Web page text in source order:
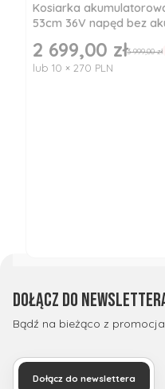
Kosiarka
53cm 36V napęd bez
Cena promocyjna
2 699,00 zł3 999,00 zł
lub 10 × 270 PLN
Dołącz do
Bądź na bieżąco z
Dołącz do newslettera